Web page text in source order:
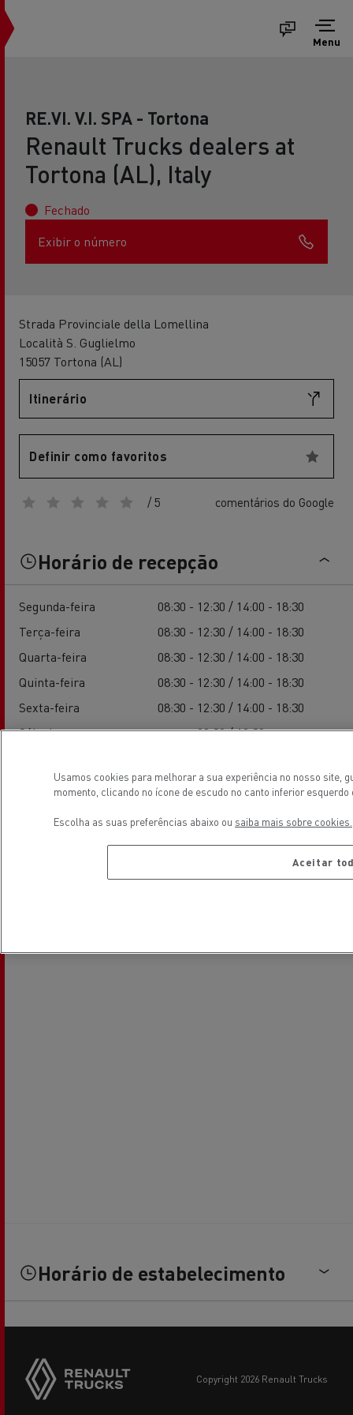
Menu
RE.VI. V.I. SPA - Tortona
Renault Trucks dealers at
Tortona (AL), Italy
Fechado
Exibir o número
Strada Provinciale della Lomellina
Località S. Guglielmo
15057 Tortona (AL)
Itinerário
Definir como favoritos
/ 5 comentários do Google
Horário de recepção
Segunda-feira
08:30 - 12:30 / 14:00 - 18:30
Terça-feira
08:30 - 12:30 / 14:00 - 18:30
Quarta-feira
08:30 - 12:30 / 14:00 - 18:30
Quinta-feira
08:30 - 12:30 / 14:00 - 18:30
Sexta-feira
08:30 - 12:30 / 14:00 - 18:30
Sábado
08:30 / 12:30
Localização
Horário de estabelecimento
copyright 2026 Renault Trucks
Usamos cookies para melhorar a sua experiência no nosso site,
momento, clicando no ícone de escudo no canto inferior esquerdo
Escolha as suas preferências abaixo ou saiba mais sobre cookies.
Aceitar